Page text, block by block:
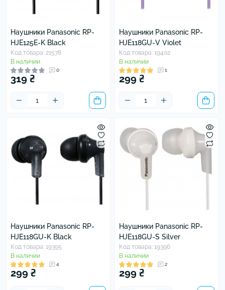
Наушники Panasonic RP-
HJE125E-K Black
Код товара: 21578
В наличии
0
319 ₴
Наушники Panasonic RP-
HJE118GU-V Violet
Код товара: 19402
В наличии
1
299 ₴
Наушники Panasonic RP-
HJE118GU-K Black
Код товара: 19395
В наличии
4
299 ₴
Наушники Panasonic RP-
HJE118GU-S Silver
Код товара: 19396
В наличии
2
299 ₴